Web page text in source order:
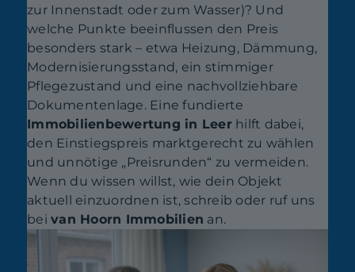
zur Innenstadt oder zum Wasser)? Und
welche Punkte beeinflussen den Preis
besonders stark – etwa Heizung, Dämmung,
Modernisierungsstand, ein stimmiger
Pflegezustand und eine nachvollziehbare
Dokumentenlage. Eine fundierte
Immobilienbewertung in Leerhilft dabei,
den Einstiegspreis marktgerecht zu wählen
und unnötige „Preisrunden“ zu vermeiden.
Wenn du wissen willst, wie dein Objekt
aktuell einzuordnen ist, schreib oder ruf uns
beivan Hoorn Immobilien an.